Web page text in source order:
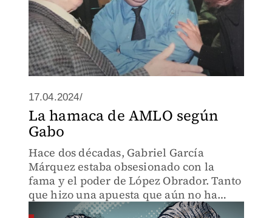
17.04.2024/
La hamaca de AMLO según
Gabo
Hace dos décadas, Gabriel García
Márquez estaba obsesionado con la
fama y el poder de López Obrador. Tanto
que hizo una apuesta que aún no ha